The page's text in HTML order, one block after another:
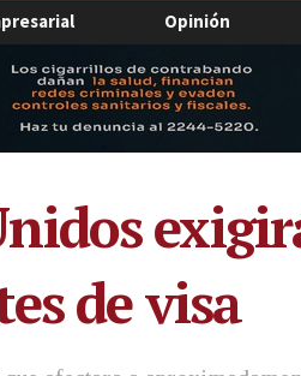
Opinión
de visa